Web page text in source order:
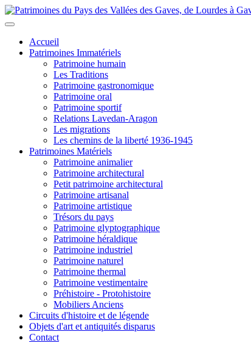
Accueil
Patrimoines Immatériels
Patrimoine humain
Les Traditions
Patrimoine gastronomique
Patrimoine oral
Patrimoine sportif
Relations Lavedan-Aragon
Les migrations
Les chemins de la liberté 1936-1945
Patrimoines Matériels
Patrimoine animalier
Patrimoine architectural
Petit patrimoine architectural
Patrimoine artisanal
Patrimoine artistique
Trésors du pays
Patrimoine glyptographique
Patrimoine héraldique
Patrimoine industriel
Patrimoine naturel
Patrimoine thermal
Patrimoine vestimentaire
Préhistoire - Protohistoire
Mobiliers Anciens
Circuits d'histoire et de légende
Objets d'art et antiquités disparus
Contact